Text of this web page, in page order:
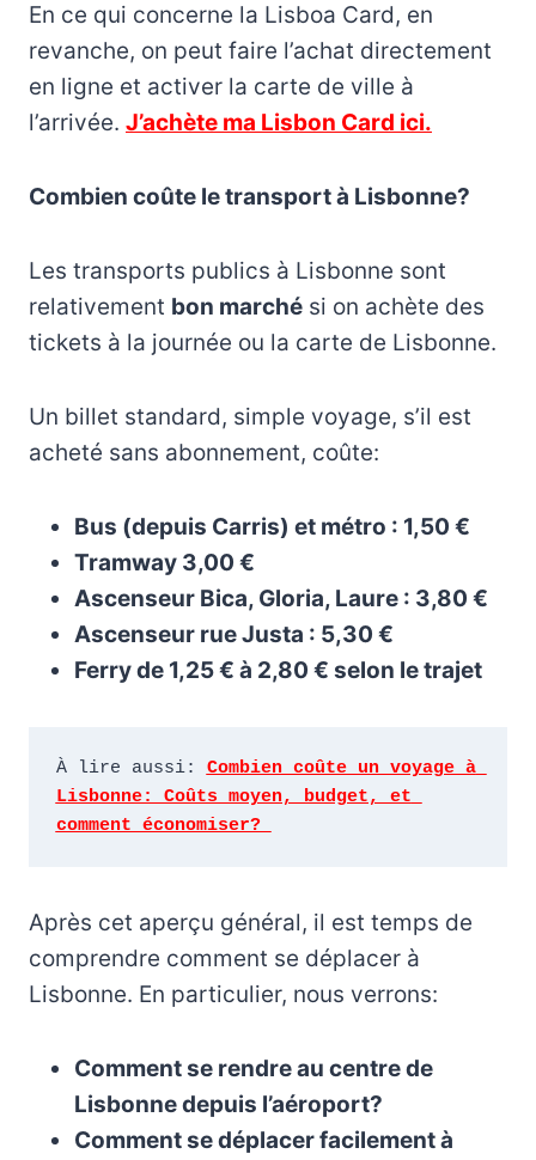
En ce qui concerne la Lisboa Card, en
revanche, on peut faire l’achat directement
en ligne et activer la carte de ville à
l’arrivée. J’achète ma Lisbon Card ici.
Combien coûte le transport à Lisbonne?
Les transports publics à Lisbonne sont
relativement bon marché si on achète des
tickets à la journée ou la carte de Lisbonne.
Un billet standard, simple voyage, s’il est
acheté sans abonnement, coûte:
Bus (depuis Carris) et métro : 1,50 €
Tramway 3,00 €
Ascenseur Bica, Gloria, Laure : 3,80 €
Ascenseur rue Justa : 5,30 €
Ferry de 1,25 € à 2,80 € selon le trajet
À lire aussi: Combien coûte un voyage à
Lisbonne: Coûts moyen, budget, et
comment économiser?
Après cet aperçu général, il est temps de
comprendre comment se déplacer à
Lisbonne. En particulier, nous verrons:
Comment se rendre au centre de
Lisbonne depuis l’aéroport?
Comment se déplacer facilement à